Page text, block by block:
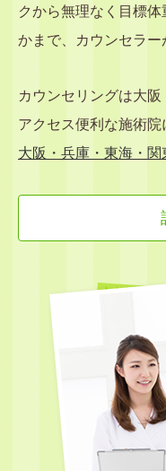
クから無理なく目標体
かまで、カウンセラー
カウンセリングは大
アクセス便利な施術院
大阪・兵庫・東海・